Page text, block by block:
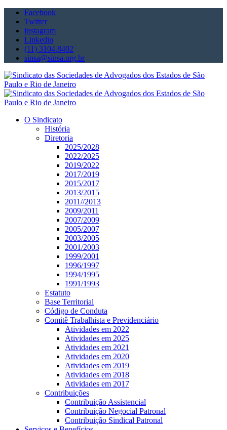
Facebook
Twitter
Instagram
Linkedin
(11) 3104.8402
sinsa@sinsa.org.br
O Sindicato
História
Diretoria
2025/2028
2022/2025
2019/2022
2017/2019
2015/2017
2013/2015
2011//2013
2009/2011
2007/2009
2005/2007
2003/2005
2001/2003
1999/2001
1996/1997
1994/1995
1991/1993
Estatuto
Base Territorial
Código de Conduta
Comitê Trabalhista e Previdenciário
Atividades em 2022
Atividades em 2025
Atividades em 2021
Atividades em 2020
Atividades em 2019
Atividades em 2018
Atividades em 2017
Contribuições
Contribuição Assistencial
Contribuição Negocial Patronal
Contribuição Sindical Patronal